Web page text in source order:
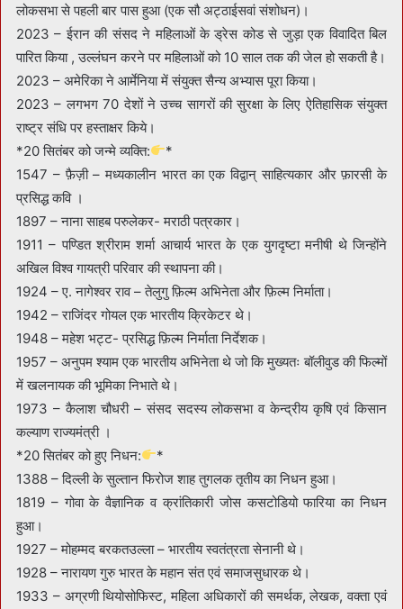
लोकसभा से पहली बार पास हुआ (एक सौ अट्ठाईसवां संशोधन)।
2023 – ईरान की संसद ने महिलाओं के ड्रेस कोड से जुड़ा एक विवादित बिल
पारित किया , उल्लंघन करने पर महिलाओं को 10 साल तक की जेल हो सकती है।
2023 – अमेरिका ने आर्मेनिया में संयुक्त सैन्य अभ्यास पूरा किया।
2023 – लगभग 70 देशों ने उच्च सागरों की सुरक्षा के लिए ऐतिहासिक संयुक्त
राष्ट्र संधि पर हस्ताक्षर किये।
*20 सितंबर को जन्मे व्यक्ति:
*
1547 – फ़ैज़ी – मध्यकालीन भारत का एक विद्वान् साहित्यकार और फ़ारसी के
प्रसिद्ध कवि ।
1897 – नाना साहब परुलेकर- मराठी पत्रकार।
1911 – पण्डित श्रीराम शर्मा आचार्य भारत के एक युगदृष्टा मनीषी थे जिन्होंने
अखिल विश्व गायत्री परिवार की स्थापना की।
1924 – ए. नागेश्वर राव – तेलुगु फ़िल्म अभिनेता और फ़िल्म निर्माता।
1942 – राजिंदर गोयल एक भारतीय क्रिकेटर थे।
1948 – महेश भट्ट- प्रसिद्ध फ़िल्म निर्माता निर्देशक।
1957 – अनुपम श्याम एक भारतीय अभिनेता थे जो कि मुख्यतः बॉलीवुड की फिल्मों
में खलनायक की भूमिका निभाते थे।
1973 – कैलाश चौधरी – संसद सदस्य लोकसभा व केन्द्रीय कृषि एवं किसान
कल्याण राज्यमंत्री ।
*20 सितंबर को हुए निधन:
*
1388 – दिल्ली के सुल्तान फिरोज शाह तुगलक तृतीय का निधन हुआ।
1819 – गोवा के वैज्ञानिक व क्रांतिकारी जोस कसटोडियो फारिया का निधन
हुआ।
1927 – मोहम्मद बरकतउल्ला – भारतीय स्वतंत्रता सेनानी थे।
1928 – नारायण गुरु भारत के महान संत एवं समाजसुधारक थे।
1933 – अग्रणी थियोसोफिस्ट, महिला अधिकारों की समर्थक, लेखक, वक्ता एवं